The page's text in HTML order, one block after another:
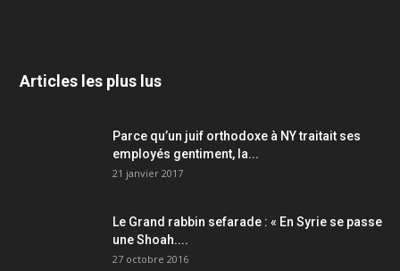
Articles les plus lus
Parce qu’un juif orthodoxe à NY traitait ses
employés gentiment, la...
21 janvier 2017
Le Grand rabbin sefarade : « En Syrie se passe
une Shoah....
27 octobre 2016